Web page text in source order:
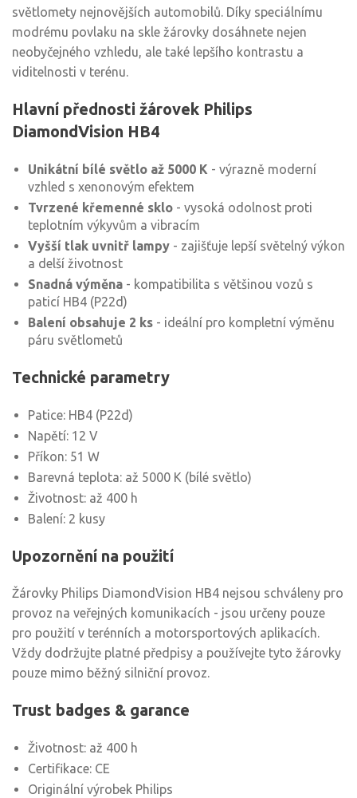
světlomety nejnovějších automobilů. Díky speciálnímu
modrému povlaku na skle žárovky dosáhnete nejen
neobyčejného vzhledu, ale také lepšího kontrastu a
viditelnosti v terénu.
Hlavní přednosti žárovek Philips
DiamondVision HB4
Unikátní bílé světlo až 5000 K - výrazně moderní
vzhled s xenonovým efektem
Tvrzené křemenné sklo - vysoká odolnost proti
teplotním výkyvům a vibracím
Vyšší tlak uvnitř lampy - zajišťuje lepší světelný výkon
a delší životnost
Snadná výměna - kompatibilita s většinou vozů s
paticí HB4 (P22d)
Balení obsahuje 2 ks - ideální pro kompletní výměnu
páru světlometů
Technické parametry
Patice: HB4 (P22d)
Napětí: 12 V
Příkon: 51 W
Barevná teplota: až 5000 K (bílé světlo)
Životnost: až 400 h
Balení: 2 kusy
Upozornění na použití
Žárovky Philips DiamondVision HB4 nejsou schváleny pro
provoz na veřejných komunikacích - jsou určeny pouze
pro použití v terénních a motorsportových aplikacích.
Vždy dodržujte platné předpisy a používejte tyto žárovky
pouze mimo běžný silniční provoz.
Trust badges & garance
Životnost: až 400 h
Certifikace: CE
Originální výrobek Philips